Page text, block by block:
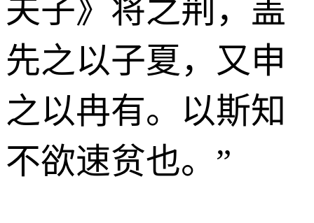
夫子》将之荆，盖
先之以子夏，又申
之以冉有。以斯知
不欲速贫也。”